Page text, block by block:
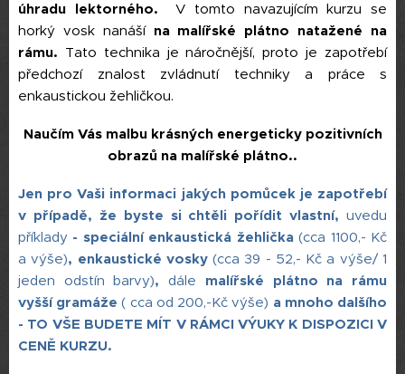
úhradu lektorného.
V tomto navazujícím kurzu se
horký vosk nanáší na malířské plátno natažené na
rámu. Tato technika je náročnější, proto je zapotřebí
předchozí znalost zvládnutí techniky a práce s
enkaustickou žehličkou.
Naučím Vás malbu krásných energeticky pozitivních
obrazů na malířské plátno..
Jen pro Vaši informaci jakých pomůcek je zapotřebí
v případě, že byste si chtěli pořídit vlastní, uvedu
příklady - speciální enkaustická žehlička(cca 1100,- Kč
a výše), enkaustické vosky(cca 39 - 52,- Kč a výše/ 1
jeden odstín barvy), dále malířské plátno na rámu
vyšší gramáže ( cca od 200,-Kč výše) a mnoho dalšího
- TO VŠE BUDETE MÍT V RÁMCI VÝUKY K DISPOZICI V
CENĚ KURZU.